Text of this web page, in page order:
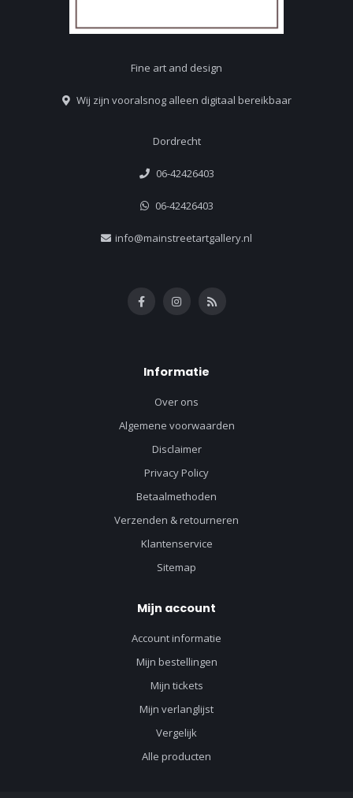
Fine art and design
Wij zijn vooralsnog alleen digitaal bereikbaar
Dordrecht
06-42426403
06-42426403
info@mainstreetartgallery.nl
Informatie
Over ons
Algemene voorwaarden
Disclaimer
Privacy Policy
Betaalmethoden
Verzenden & retourneren
Klantenservice
Sitemap
Mijn account
Account informatie
Mijn bestellingen
Mijn tickets
Mijn verlanglijst
Vergelijk
Alle producten